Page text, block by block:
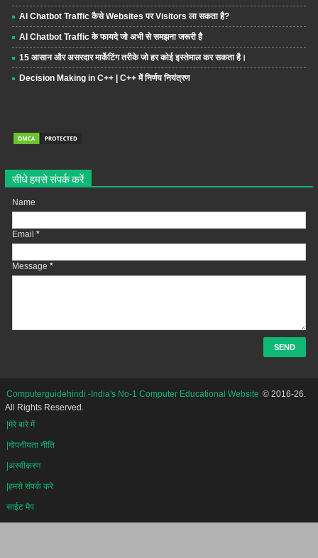
AI Chatbot Traffic कैसे Websites पर Visitors ला सकता है?
AI Chatbot Traffic के फायदे जो अभी से समझना जरूरी है
15 आसान और असरदार मार्केटिंग तरीके जो हर कोई इस्तेमाल कर सकता है।
Decision Making in C++ | C++ में निर्णय नियंत्रण
सीधे हमसे संपर्क करें
Name
Email *
Message *
Computerguidehindi -India's No-1 Computer Educational Website © 2016-26.
All Rights Reserved.
|मेरे बारे में
|गोपनीयता नीति
|अस्वीकरण
|हमसे संपर्क करे
साईट मैप